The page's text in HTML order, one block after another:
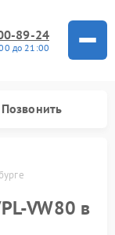
89-24
до 21:00
Позвонить
VW80 в